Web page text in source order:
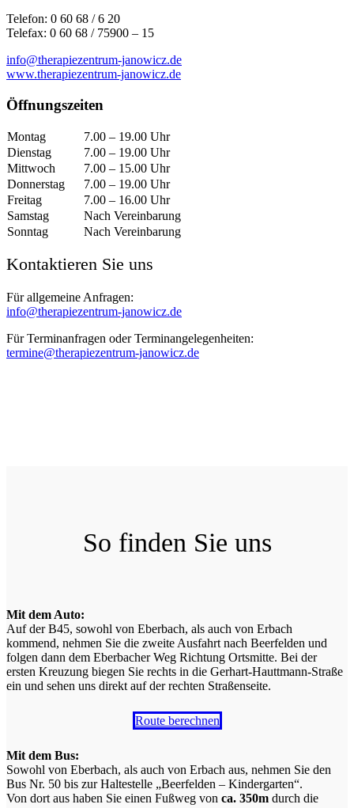
Telefon: 0 60 68 / 6 20
Telefax: 0 60 68 / 75900 – 15
info@therapiezentrum-janowicz.de
www.therapiezentrum-janowicz.de
Öffnungszeiten
Montag
7.00 – 19.00 Uhr
Dienstag
7.00 – 19.00 Uhr
Mittwoch
7.00 – 15.00 Uhr
Donnerstag
7.00 – 19.00 Uhr
Freitag
7.00 – 16.00 Uhr
Samstag
Nach Vereinbarung
Sonntag
Nach Vereinbarung
Kontaktieren Sie uns
Für allgemeine Anfragen:
info@therapiezentrum-janowicz.de
Für Terminanfragen oder Terminangelegenheiten:
termine@therapiezentrum-janowicz.de
So finden Sie uns
Mit dem Auto:
Auf der B45, sowohl von Eberbach, als auch von Erbach
kommend, nehmen Sie die zweite Ausfahrt nach Beerfelden und
folgen dann dem Eberbacher Weg Richtung Ortsmitte. Bei der
ersten Kreuzung biegen Sie rechts in die Gerhart-Hauttmann-Straße
ein und sehen uns direkt auf der rechten Straßenseite.
Route berechnen
Mit dem Bus:
Sowohl von Eberbach, als auch von Erbach aus, nehmen Sie den
Bus Nr. 50 bis zur Haltestelle „Beerfelden – Kindergarten“.
Von dort aus haben Sie einen Fußweg von ca. 350m durch die